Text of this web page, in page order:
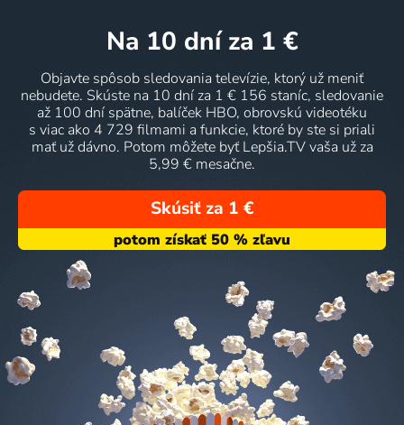
na 10 dní za 1 €
Objavte spôsob sledovania televízie, ktorý už meniť
nebudete. Skúste na 10 dní za 1 € 156 staníc, sledovanie
až 100 dní spätne, balíček HBO, obrovskú videotéku
s viac ako 4 729 filmami a funkcie, ktoré by ste si priali
mať už dávno. Potom môžete byť Lepšia.TV vaša už za
5,99 € mesačne.
Skúsiť za 1 €